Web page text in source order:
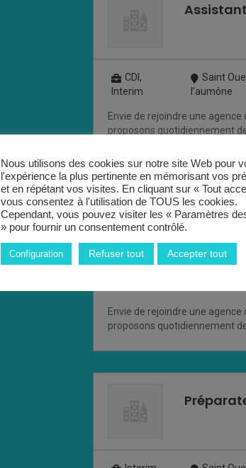
CDI,
Interim
Saint
l’aumône
Envie de rejoindre une
proposons quotidiennement
Agent
Envie de rejoindre une
proposons quotidiennement
Nous utilisons des cookies sur notre site Web pour
l'expérience la plus pertinente en mémorisant vos
et en répétant vos visites. En cliquant sur « Tout
vous consentez à l'utilisation de TOUS les cookies.
Cependant, vous pouvez visiter les « Paramètres
» pour fournir un consentement contrôlé.
Configuration Refuser tout Accepter tout